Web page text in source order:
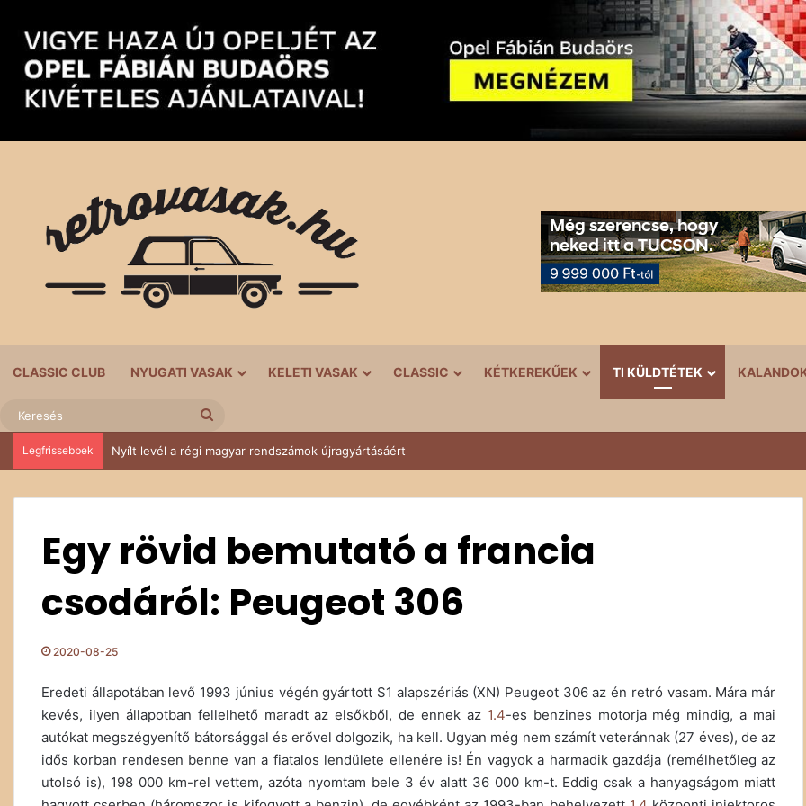
CLASSIC CLUB NYUGATI VASAK KELETI VASAK CLASSIC KÉTKEREKŰEK TI KÜLDTÉTEK
Legfrissebbek IV. Budakeszi Retro Autós és Ikarus találkozó – Suzukival a Sződy fivérek
Egy rövid bemutató a francia
csodáról: Peugeot 306
2020-08-25
Eredeti állapotában levő 1993 június végén gyártott S1 alapszériás (XN) Peugeot 306 az én retró vasam. Mára már
kevés, ilyen állapotban fellelhető maradt az elsőkből, de ennek az 1.4-es benzines motorja még mindig, a mai
autókat megszégyenítő bátorsággal és erővel dolgozik, ha kell. Ugyan még nem számít veteránnak (27 éves), de az
idős korban rendesen benne van a fiatalos lendülete ellenére is! Én vagyok a harmadik gazdája (remélhetőleg az
utolsó is), 198 000 km-rel vettem, azóta nyomtam bele 3 év alatt 36 000 km-t. Eddig csak a hanyagságom miatt